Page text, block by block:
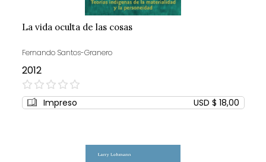
La vida oculta de las cosas
Fernando Santos-Granero
2012
0%
Impreso USD $ 18,00